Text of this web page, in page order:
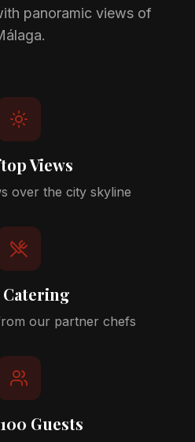
panoramic views of
Views
over the city skyline
our partner chefs
Guests